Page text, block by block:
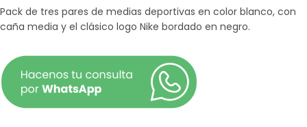
Pack de tres pares de medias deportivas en color blanco, con
caña media y el clásico logo Nike bordado en negro.